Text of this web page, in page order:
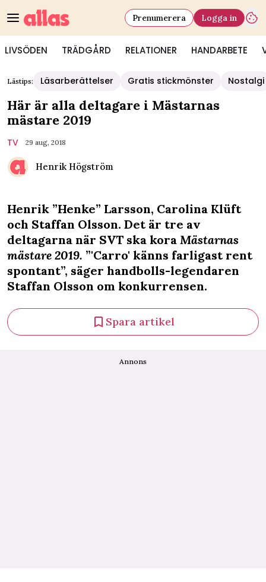
LIVSÖDEN TRÄDGÅRD RELATIONER HANDARBETE
Prenumerera Logga in
Lästips: Läsarberättelser Gratis stickmönster Nostalgi
Här är alla deltagare i Mästarnas
mästare 2019
TV 29 aug, 2018
Henrik Högström
Henrik ”Henke” Larsson, Carolina Klüft
och Staffan Olsson. Det är tre av
deltagarna när SVT ska kora Mästarnas
mästare 2019. ”'Carro' känns farligast rent
spontant”, säger handbolls-legendaren
Staffan Olsson om konkurrensen.
Spara artikel
Annons